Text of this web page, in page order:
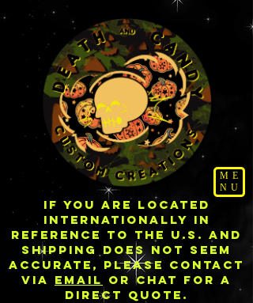
ME
NU
IF YOU ARE LOCATED
INTERNATIONALLY IN
REFERENCE TO THE U.S. AND
SHIPPING DOES NOT SEEM
ACCURATE, PLEASE CONTACT
VIA EMAIL OR CHAT FOR A
DIRECT QUOTE.